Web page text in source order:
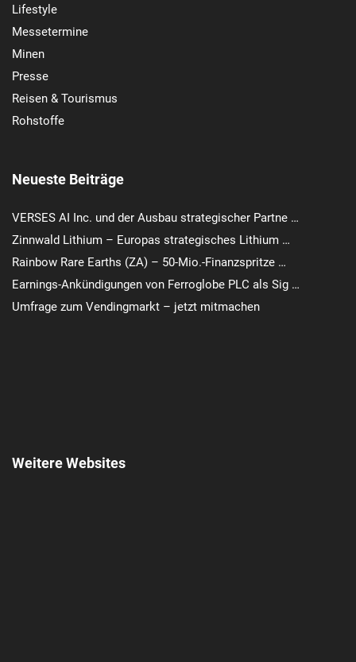
Lifestyle
Messetermine
Minen
Presse
Reisen & Tourismus
Rohstoffe
Neueste Beiträge
VERSES AI Inc. und der Ausbau strategischer Partne …
Zinnwald Lithium – Europas strategisches Lithium …
Rainbow Rare Earths (ZA) – 50-Mio.-Finanzspritze …
Earnings-Ankündigungen von Ferroglobe PLC als Sig …
Umfrage zum Vendingmarkt – jetzt mitmachen
Weitere Websites